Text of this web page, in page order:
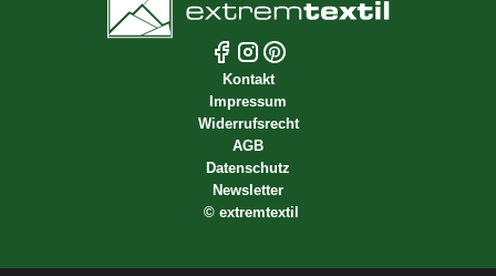
Kontakt
Impressum
Widerrufsrecht
AGB
Datenschutz
Newsletter
© extremtextil